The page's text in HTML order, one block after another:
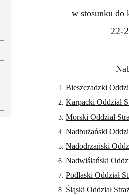
w stosunku do
22-
Bieszczadzki
Karpacki Oddział
Morski Oddział
Nadbużański
Nadodrzański
Nadwiślański
Podlaski Oddział
Śląski Oddział